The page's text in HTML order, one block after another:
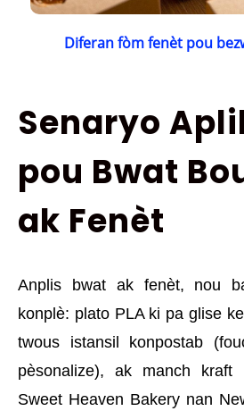
Diferan fòm fenèt pou
Senaryo
pou Bwat
ak Fenèt
Anplis bwat ak fenèt, nou
konplè: plato PLA ki pa glise
twous istansil konpostab
pèsonalize), ak manch
Sweet Heaven Bakery nan